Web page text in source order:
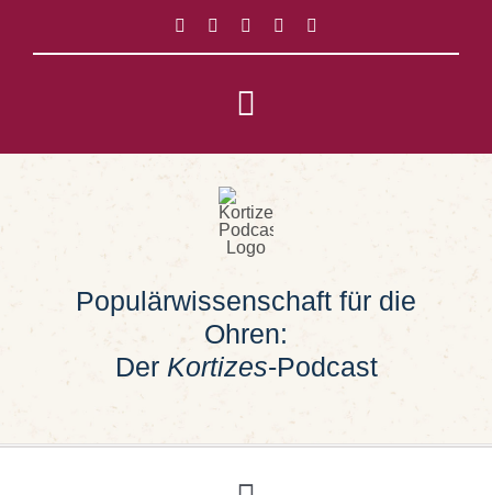
springen
Toggle
Navigation
Impressum
Datenschutz
Populärwissenschaft für die
Ohren:
Der Kortizes-Podcast